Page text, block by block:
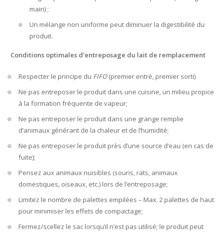
main) ;
Un mélange non uniforme peut diminuer la digestibilité du
produit.
Conditions optimales d’entreposage du lait de remplacement
Respecter le principe du FIFO(premier entré, premier sorti)
Ne pas entreposer le produit dans une cuisine, un milieu propice
à la formation fréquente de vapeur;
Ne pas entreposer le produit dans une grange remplie
d’animaux générant de la chaleur et de l’humidité;
Ne pas entreposer le produit près d’une source d’eau (en cas de
fuite);
Pensez aux animaux nuisibles (souris, rats, animaux
domestiques, oiseaux, etc.) lors de l’entreposage;
Limitez le nombre de palettes empilées – Max. 2 palettes de haut
pour minimiser les effets de compactage;
Fermez/scellez le sac lorsqu’il n’est pas utilisé; le produit peut